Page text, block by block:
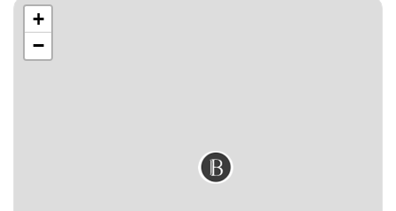
+
−